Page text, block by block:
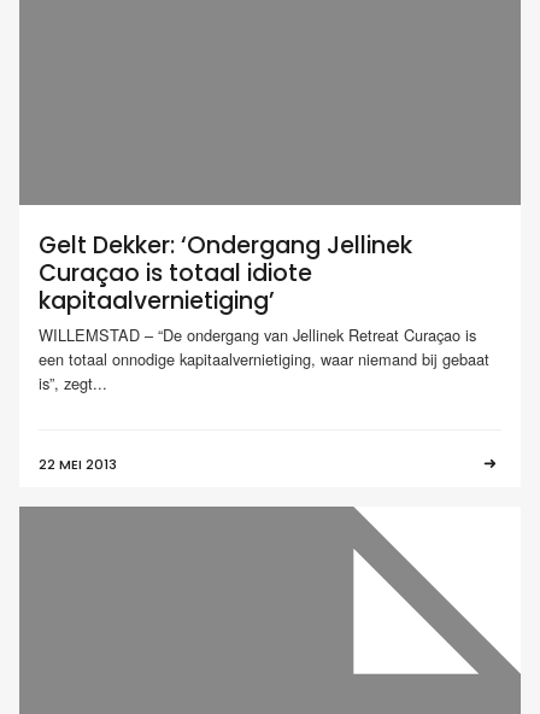
Gelt Dekker: ‘Ondergang Jellinek
Curaçao is totaal idiote
kapitaalvernietiging’
WILLEMSTAD – “De ondergang van Jellinek Retreat Curaçao is
een totaal onnodige kapitaalvernietiging, waar niemand bij gebaat
is”, zegt...
22 MEI 2013